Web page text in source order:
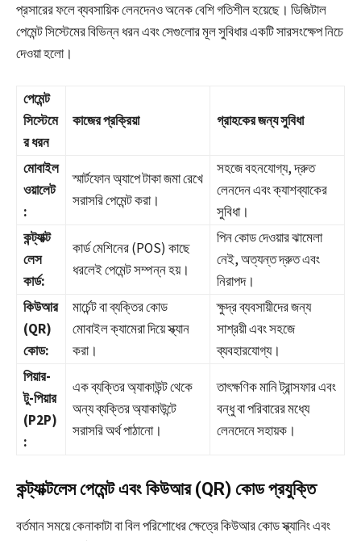
প্রসারের ফলে ব্যবসায়িক লেনদেনও অনেক বেশি গতিশীল হয়েছে। ডিজিটাল
পেমেন্ট সিস্টেমের বিভিন্ন ধরন এবং সেগুলোর মূল সুবিধার একটি সারসংক্ষেপ নিচে
দেওয়া হলো।
পেমেন্ট
সিস্টেমে
র ধরন
কাজের প্রক্রিয়া গ্রাহকের জন্য সুবিধা
মোবাইল
ওয়ালেট
:
স্মার্টফোন অ্যাপে টাকা জমা রেখে
সরাসরি পেমেন্ট করা।
সহজে বহনযোগ্য, দ্রুত
লেনদেন এবং ক্যাশব্যাকের
সুবিধা।
কন্ট্যাক্ট
লেস
কার্ড:
কার্ড মেশিনের (POS) কাছে
ধরলেই পেমেন্ট সম্পন্ন হয়।
পিন কোড দেওয়ার ঝামেলা
নেই, অত্যন্ত দ্রুত এবং
নিরাপদ।
কিউআর
(QR)
কোড:
মার্চেন্ট বা ব্যক্তির কোড
মোবাইল ক্যামেরা দিয়ে স্ক্যান
করা।
ক্ষুদ্র ব্যবসায়ীদের জন্য
সাশ্রয়ী এবং সহজে
ব্যবহারযোগ্য।
পিয়ার-
টু-পিয়ার
(P2P)
:
এক ব্যক্তির অ্যাকাউন্ট থেকে
অন্য ব্যক্তির অ্যাকাউন্টে
সরাসরি অর্থ পাঠানো।
তাৎক্ষণিক মানি ট্রান্সফার এবং
বন্ধু বা পরিবারের মধ্যে
লেনদেনে সহায়ক।
কন্ট্যাক্টলেস পেমেন্ট এবং কিউআর (QR) কোড প্রযুক্তি
বর্তমান সময়ে কেনাকাটা বা বিল পরিশোধের ক্ষেত্রে কিউআর কোড স্ক্যানিং এবং